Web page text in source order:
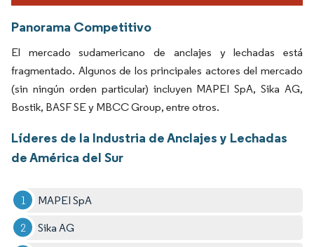
Panorama Competitivo
El mercado sudamericano de anclajes y lechadas está
fragmentado. Algunos de los principales actores del mercado
(sin ningún orden particular) incluyen MAPEI SpA, Sika AG,
Bostik, BASF SE y MBCC Group, entre otros.
Líderes de la Industria de Anclajes y Lechadas
de América del Sur
MAPEI SpA
Sika AG